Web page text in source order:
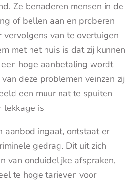
Ze benaderen mensen in de
of bellen aan en proberen
vervolgens van te overtuigen
met het huis is dat zij kunnen
hoge aanbetaling wordt
deze problemen veinzen zij
een muur nat te spuiten
lekkage is.
aanbod ingaat, ontstaat er
gedrag. Dit uit zich
van onduidelijke afspraken,
te hoge tarieven voor